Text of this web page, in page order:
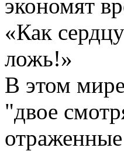
экономят
«Как
ложь!»
В этом
"двое